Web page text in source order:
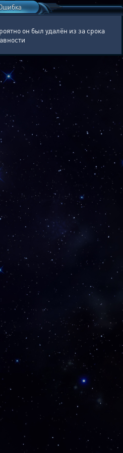
он был удалён из за срока